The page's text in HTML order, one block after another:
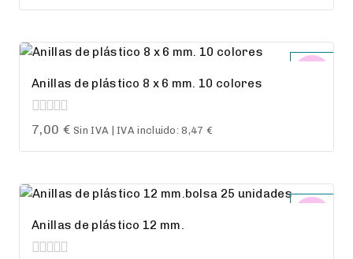
of
de
desde
hasta
Anillas de plástico 8 x 6 mm. 10 colores
0
out
of
7,00 € Sin IVA | IVA incluido:8,47 €
Anillas de plástico 12 mm.